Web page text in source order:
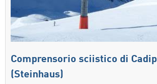
Comprensorio sciistico di
(Steinhaus)